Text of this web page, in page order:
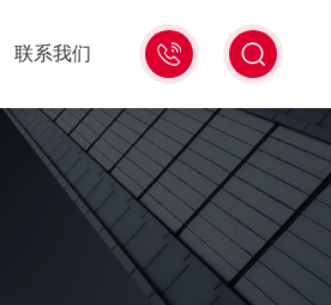
15006471345
联系我们